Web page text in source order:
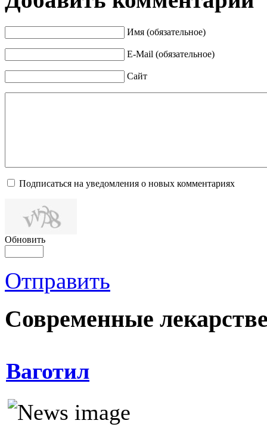
Имя (обязательное)
E-Mail (обязательное)
Сайт
Подписаться на уведомления о новых комментариях
Обновить
Отправить
Современные
Ваготил